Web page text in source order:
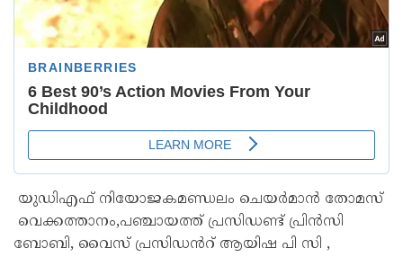
യുഡിഎഫ് നിയോജകമണ്ഡലം ചെയർമാൻ തോമസ്
വെക്കത്താനം,പഞ്ചായത്ത് പ്രസിഡണ്ട് പ്രിൻസി
ബോബി, വൈസ് പ്രസിഡൻറ് ആയിഷ പി സി ,